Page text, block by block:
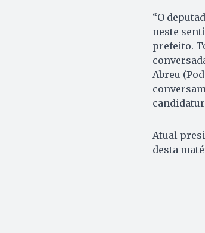
“O
neste
prefeito.
Abreu
Atual
desta